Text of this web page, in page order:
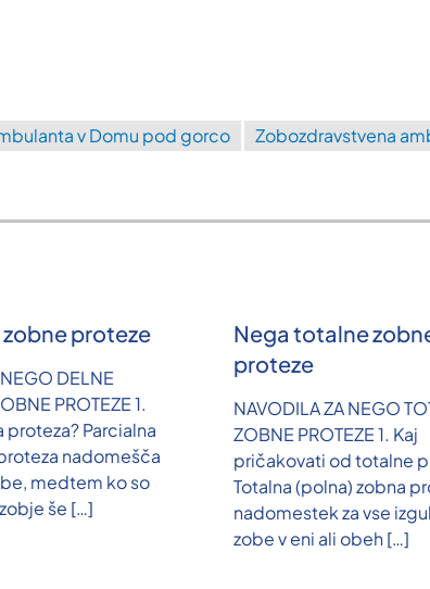
v Domu pod gorco Zobozdravstvena
proteze
DELNE
PROTEZE 1.
proteza? Parcialna
nadomešča
medtem ko so
še […]
Nega totalne
proteze
NAVODILA ZA NEGO
ZOBNE PROTEZE 1. Kaj
pričakovati od totalne
Totalna (polna) zobna
nadomestek za vse
zobe v eni ali obeh[…]